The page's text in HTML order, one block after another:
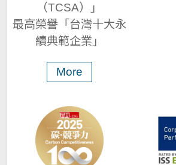
（TCSA）」
最高榮譽「台灣十大永
續典範企業」
More